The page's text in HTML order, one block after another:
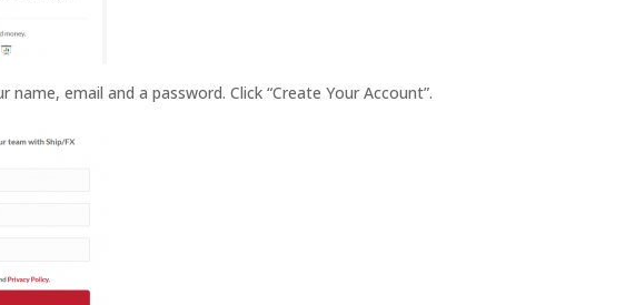
name, email and a password. Click “Create Your Account”.